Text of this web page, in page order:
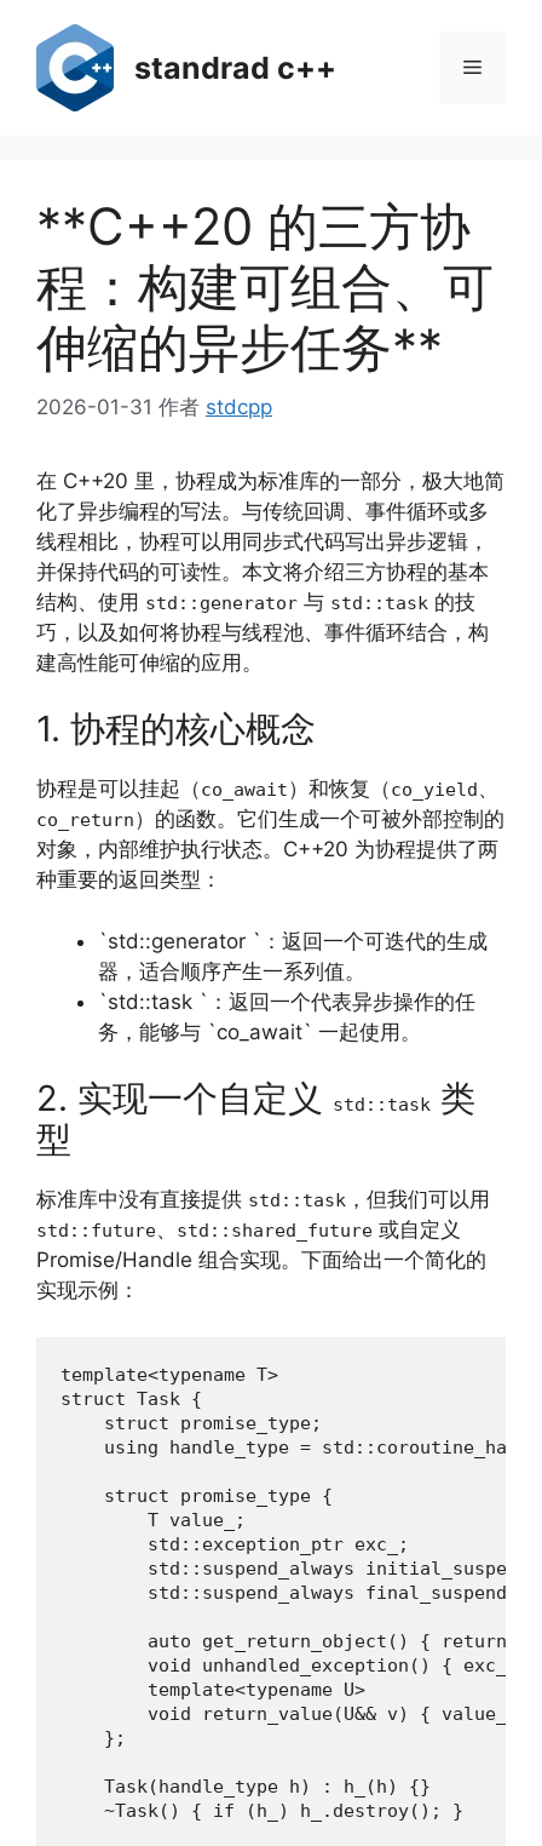
standrad c++ 菜
**C++20 的三方协
程：构建可组合、可
伸缩的异步任务**
2026-01-31 作者 stdcpp
在 C++20 里，协程成为标准库的一部分，极大地简
化了异步编程的写法。与传统回调、事件循环或多
线程相比，协程可以用同步式代码写出异步逻辑，
并保持代码的可读性。本文将介绍三方协程的基本
结构、使用 std::generator 与 std::task 的技
巧，以及如何将协程与线程池、事件循环结合，构
建高性能可伸缩的应用。
1. 协程的核心概念
协程是可以挂起（co_await）和恢复（co_yield、
co_return）的函数。它们生成一个可被外部控制的
对象，内部维护执行状态。C++20 为协程提供了两
种重要的返回类型：
`std::generator `：返回一个可迭代的生成
器，适合顺序产生一系列值。
`std::task `：返回一个代表异步操作的任
务，能够与 `co_await` 一起使用。
2. 实现一个自定义 std::task 类
型
标准库中没有直接提供 std::task ，但我们可以用
std::future、 std::shared_future 或自定义
Promise/Handle 组合实现。下面给出一个简化的
实现示例：
template<typename T>
struct Task {
    struct promise_type;
using handle_type =
    struct promise_type {
        T value_;
        std::exception_ptr exc_;
std::suspend_always
std::suspend_always final_suspend()
auto get_return_object() { return
void unhandled_exception() { exc_ =
        template<typename U>
void return_value(U&& v) { value_ =
    };
    Task(handle_type h) : h_(h) {}
    ~Task() { if (h_) h_.destroy(); }